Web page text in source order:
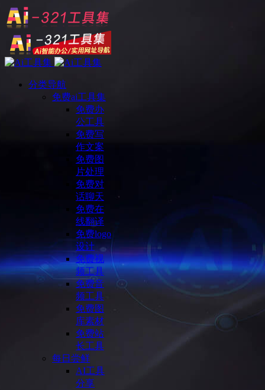
分类导航
免费ai工具集
免费办
公工具
免费写
作文案
免费图
片处理
免费对
话聊天
免费在
线翻译
免费logo
设计
免费视
频工具
免费音
频工具
免费图
库素材
免费站
长工具
每日尝鲜
AI工具
分享